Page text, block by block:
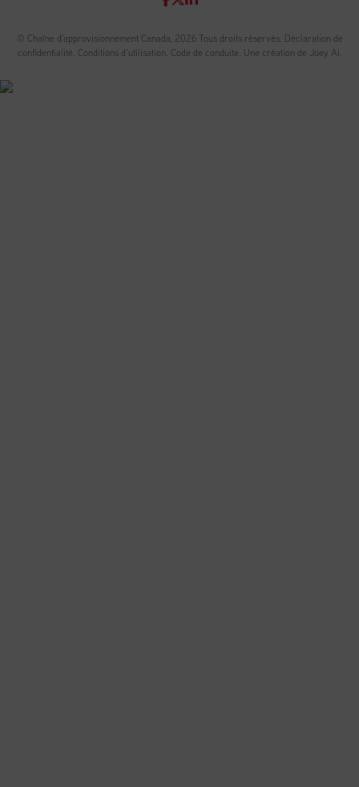
© Chaîne d'approvisionnement Canada, 2026 Tous droits réservés. Déclaration de
confidentialité. Conditions d’utilisation. Code de conduite. Une création de Joey Ai.